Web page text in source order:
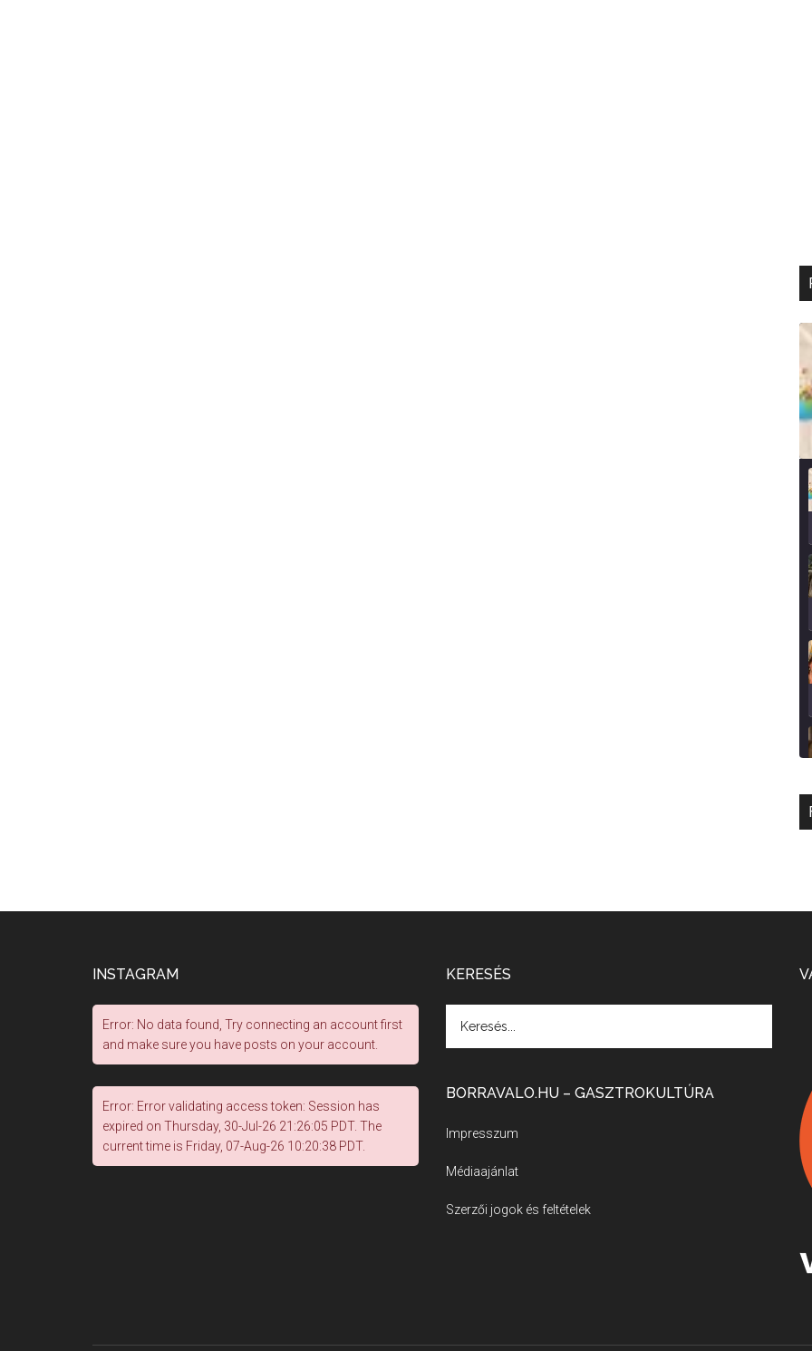
INSTAGRAM
Error: No data found, Try connecting an account first
and make sure you have posts on your account.
Error: Error validating access token: Session has
expired on Thursday, 30-Jul-26 21:26:05 PDT. The
current time is Friday, 07-Aug-26 10:20:38 PDT.
KERESÉS
BORRAVALO.HU – GASZTROKULTÚRA
Impresszum
Médiaajánlat
Szerzői jogok és feltételek